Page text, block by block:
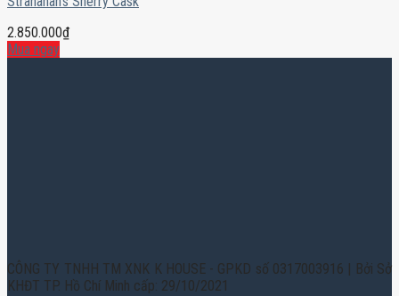
2.850.000₫
Mua ngay
CÔNG TY TNHH TM XNK K HOUSE - GPKD số 0317003916 | Bởi Sở
KHĐT TP. Hồ Chí Minh cấp: 29/10/2021